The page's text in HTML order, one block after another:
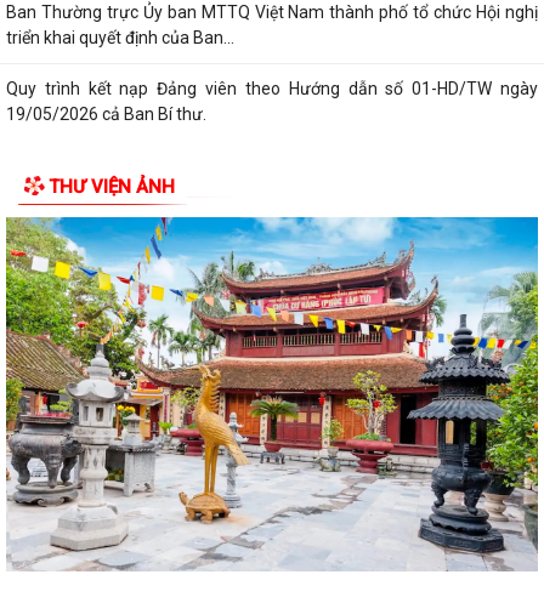
Ban Thường trực Ủy ban MTTQ Việt Nam thành phố tổ chức Hội nghị
triển khai quyết định của Ban...
Quy trình kết nạp Đảng viên theo Hướng dẫn số 01-HD/TW ngày
19/05/2026 cả Ban Bí thư.
nguyên số.
Trung tâm Chính trị xã Phú Thái tổ chức Lễ bế giảng lớp Bồi dưỡng
nhận thức về Đảng khóa IV năm...
Thực hiện chỉ đạo của Ban Tuyên giáo và Dân vận Thành ủy Hải
Phòng, Trạm Y tế xã Phú Thái trân...
Chi bộ Trạm Y tế xã Phú Thái đã tổ chức Hội nghị Họp Chi bộ thường kỳ
tháng 8/2026.
Cơ hội không gõ cửa hai lần, thời gian không chờ đợi ai. Khi tinh thần
"không chậm trễ" thấm vào...
Làm thêm giờ không chỉ là tăng thu nhập mà còn phải được bảo đảm
đúng quyền lợi theo quy định của...
THƯ VIỆN ẢNH